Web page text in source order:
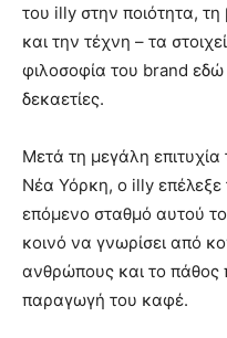
του illy στην ποιότητα, τη
και την τέχνη – τα
φιλοσοφία του brand
δεκαετίες.
Μετά τη μεγάλη
Νέα Υόρκη, ο illy
επόμενο σταθμό αυτού
κοινό να γνωρίσει από
ανθρώπους και το πάθος
παραγωγή του καφέ.